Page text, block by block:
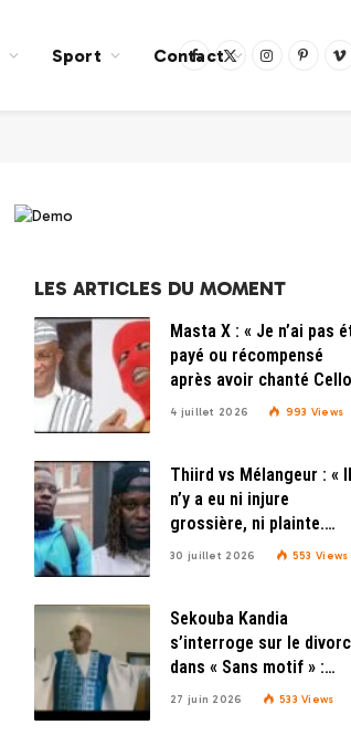
Sport Contact
Facebook
X
Instagram
LES ARTICLES DU MOMENT
Masta X : « Je n’ai pas
payé ou récompensé
après avoir chanté Cellou
Laminkè…»
4 juillet 2026 993 Views
Thiird vs Mélangeur : « Il
n’y a eu ni injure
grossière, ni plainte.
Donc l’OPROGEM ne peut
l’OPROGEM
30 juillet 2026 553Views
Sekouba Kandia
s’interroge sur le
dans « Sans motif » :
fiction ou confidence ?
27 juin 2026 533Views